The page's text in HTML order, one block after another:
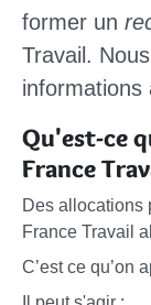
former un
Travail.
informations
Qu'est-ce
France
Des allocations
France Travail
C’est ce qu’on